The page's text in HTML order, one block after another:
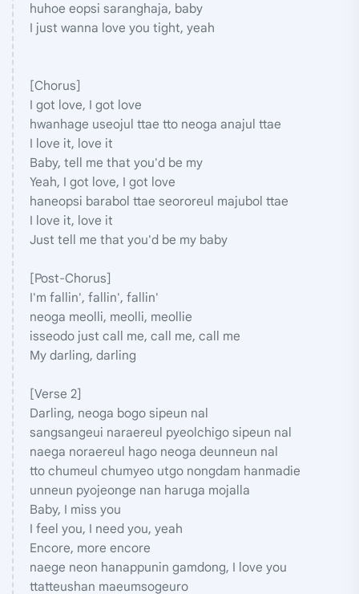
huhoe eopsi saranghaja, baby
I just wanna love you tight, yeah
[Chorus]
I got love, I got love
hwanhage useojul ttae tto neoga anajul ttae
I love it, love it
Baby, tell me that you'd be my
Yeah, I got love, I got love
haneopsi barabol ttae seororeul majubol ttae
I love it, love it
Just tell me that you'd be my baby
[Post-Chorus]
I'm fallin', fallin', fallin'
neoga meolli, meolli, meollie
isseodo just call me, call me, call me
My darling, darling
[Verse 2]
Darling, neoga bogo sipeun nal
sangsangeui naraereul pyeolchigo sipeun nal
naega noraereul hago neoga deunneun nal
tto chumeul chumyeo utgo nongdam hanmadie
unneun pyojeonge nan haruga mojalla
Baby, I miss you
I feel you, I need you, yeah
Encore, more encore
naege neon hanappunin gamdong, I love you
ttatteushan maeumsogeuro